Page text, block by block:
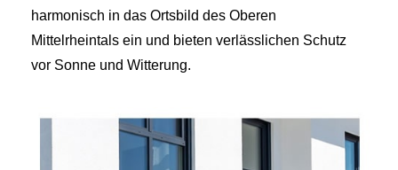
harmonisch in das Ortsbild des Oberen
Mittelrheintals ein und bieten verlässlichen Schutz
vor Sonne und Witterung.